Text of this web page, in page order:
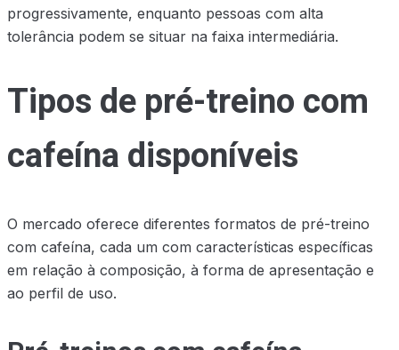
progressivamente, enquanto pessoas com alta
tolerância podem se situar na faixa intermediária.
Tipos de pré-treino com
cafeína disponíveis
O mercado oferece diferentes formatos de pré-treino
com cafeína, cada um com características específicas
em relação à composição, à forma de apresentação e
ao perfil de uso.